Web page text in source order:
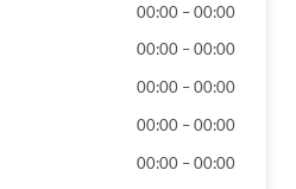
00:00 –00:00
00:00 –00:00
00:00 –00:00
00:00 –00:00
00:00 –00:00